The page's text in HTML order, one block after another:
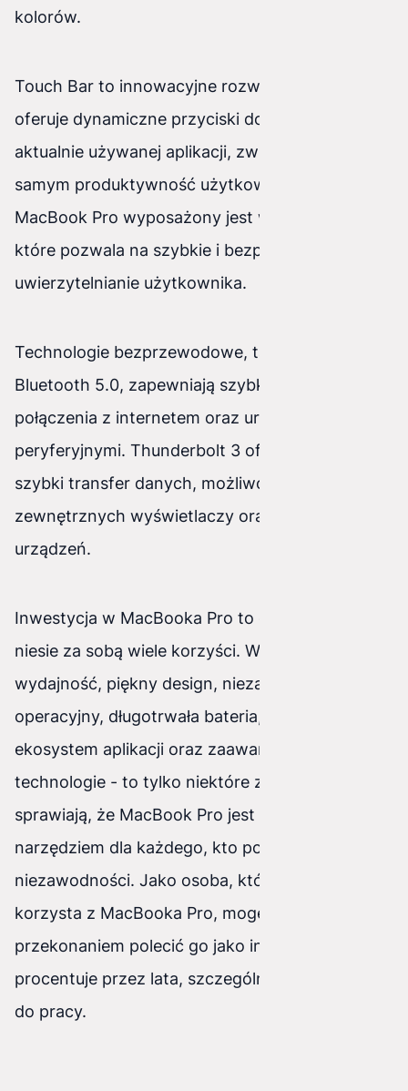
kolorów.
Touch Bar to innowacyjne rozwiązanie, które
oferuje dynamiczne przyciski dostosowane do
aktualnie używanej aplikacji, zwiększając tym
samym produktywność użytkownika. Ponadto,
MacBook Pro wyposażony jest w Touch ID,
które pozwala na szybkie i bezpieczne
uwierzytelnianie użytkownika.
Technologie bezprzewodowe, takie jak Wi-Fi 6 i
Bluetooth 5.0, zapewniają szybkie i stabilne
połączenia z internetem oraz urządzeniami
peryferyjnymi. Thunderbolt 3 oferuje z kolei
szybki transfer danych, możliwość podłączenia
zewnętrznych wyświetlaczy oraz ładowania
urządzeń.
Inwestycja w MacBooka Pro to decyzja, która
niesie za sobą wiele korzyści. Wysoka
wydajność, piękny design, niezawodny system
operacyjny, długotrwała bateria, bogaty
ekosystem aplikacji oraz zaawansowane
technologie - to tylko niektóre z zalet, które
sprawiają, że MacBook Pro jest doskonałym
narzędziem dla każdego, kto poszukuje jakości i
niezawodności. Jako osoba, która codziennie
korzysta z MacBooka Pro, mogę z pełnym
przekonaniem polecić go jako inwestycję, która
procentuje przez lata, szczególnie jeśli ma służyć
do pracy.